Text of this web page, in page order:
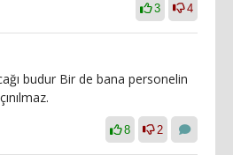
3 4
budur Bir de bana personelin
8 2